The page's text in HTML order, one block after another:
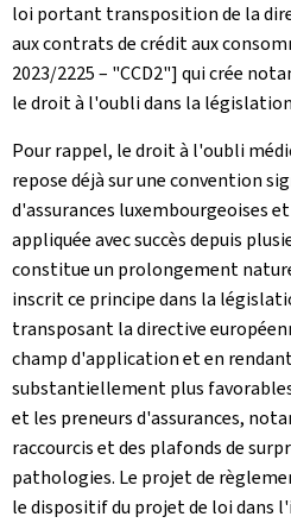
loi portant transposition de la
aux contrats de crédit aux
2023/2225 – "CCD2"] qui crée
le droit à l'oubli dans la
Pour rappel, le droit à l'oubli
repose déjà sur une convention
d'assurances luxembourgeoises
appliquée avec succès depuis
constitue un prolongement
inscrit ce principe dans la
transposant la directive
champ d'application et en
substantiellement plus
et les preneurs d'assurances,
raccourcis et des plafonds de
pathologies. Le projet de
le dispositif du projet de loi dans